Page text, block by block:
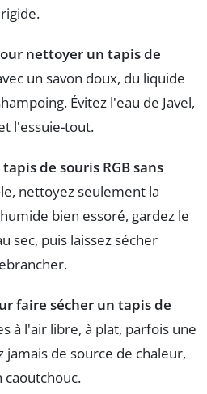
nettoyer un tapis de
un savon doux, du liquide
Évitez l'eau de Javel,
l'essuie-tout.
de souris RGB sans
nettoyez seulement la
bien essoré, gardez le
sec, puis laissez sécher
faire sécher un tapis de
à l'air libre, à plat, parfois une
de source de chaleur,
caoutchouc.